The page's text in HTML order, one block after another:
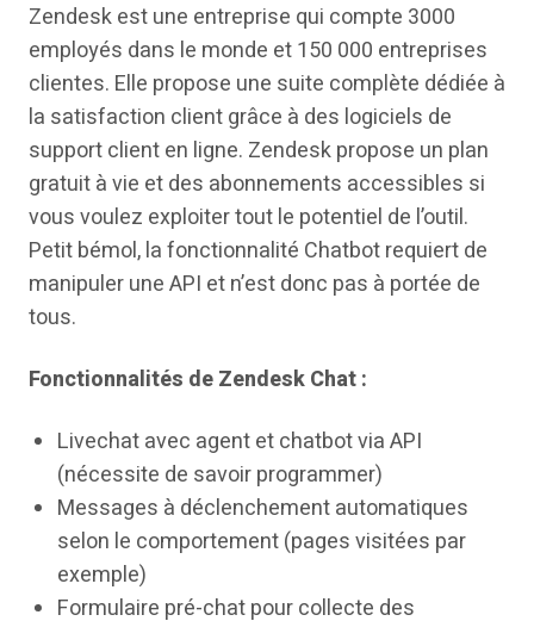
Zendesk est une entreprise qui compte 3000
employés dans le monde et 150 000 entreprises
clientes. Elle propose une suite complète dédiée à
la satisfaction client grâce à des logiciels de
support client en ligne. Zendesk propose un plan
gratuit à vie et des abonnements accessibles si
vous voulez exploiter tout le potentiel de l’outil.
Petit bémol, la fonctionnalité Chatbot requiert de
manipuler une API et n’est donc pas à portée de
tous.
Fonctionnalités de Zendesk Chat :
Livechat avec agent et chatbot via API
(nécessite de savoir programmer)
Messages à déclenchement automatiques
selon le comportement (pages visitées par
exemple)
Formulaire pré-chat pour collecte des